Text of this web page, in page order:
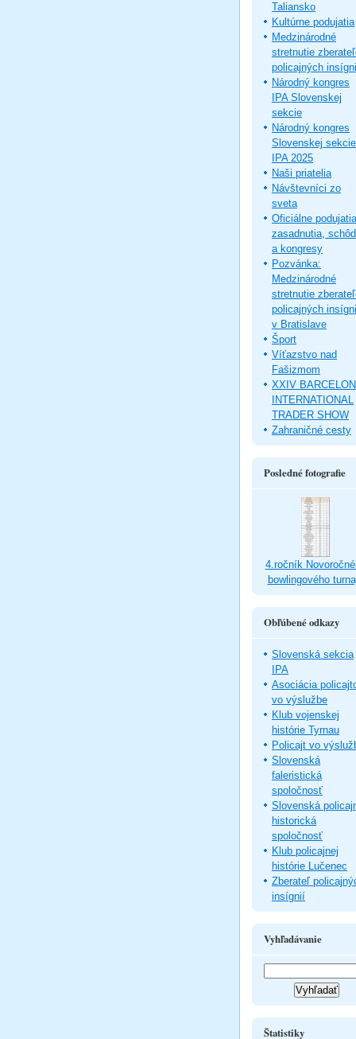
Taliansko
Kultúrne podujatia
Medzinárodné
stretnutie
policajných
Národný kongres
IPA Slovenskej
sekcie
Národný kongres
Slovenskej sekcie
IPA 2025
Naši priatelia
Návštevníci zo
sveta
Oficiálne
zasadnutia,
a kongresy
Pozvánka:
Medzinárodné
stretnutie
policajných
v Bratislave
Šport
Víťazstvo nad
Fašizmom
XXIV
INTERNATIONAL
TRADER SHOW
Zahraničné cesty
Posledné fotografie
4.ročník
bowlingového
Obľúbené odkazy
Slovenská sekcia
IPA
Asociácia
vo výslužbe
Klub vojenskej
histórie Tyrnau
Policajt vo
Slovenská
faleristická
spoločnosť
Slovenská
historická
spoločnosť
Klub policajnej
histórie Lučenec
Zberateľ
insígnií
Vyhľadávanie
Štatistiky